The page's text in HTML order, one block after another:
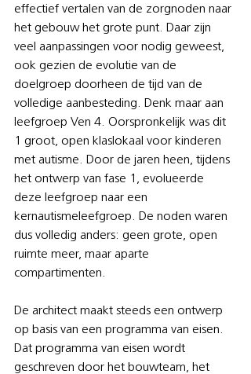
effectief vertalen van de zorgnoden naar
het gebouw het grote punt. Daar zijn
veel aanpassingen voor nodig geweest,
ook gezien de evolutie van de
doelgroep doorheen de tijd van de
volledige aanbesteding. Denk maar aan
leefgroep Ven 4. Oorspronkelijk was dit
1 groot, open klaslokaal voor kinderen
met autisme. Door de jaren heen, tijdens
het ontwerp van fase 1, evolueerde
deze leefgroep naar een
kernautismeleefgroep. De noden waren
dus volledig anders: geen grote, open
ruimte meer, maar aparte
compartimenten.
De architect maakt steeds een ontwerp
op basis van een programma van eisen.
Dat programma van eisen wordt
geschreven door het bouwteam, het